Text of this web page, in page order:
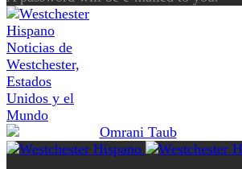
Noticias de
Westchester,
Estados
Unidos y el
Mundo